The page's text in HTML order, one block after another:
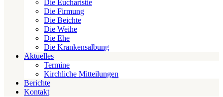
Die Eucharistie
Die Firmung
Die Beichte
Die Weihe
Die Ehe
Die Krankensalbung
Aktuelles
Termine
Kirchliche Mitteilungen
Berichte
Kontakt